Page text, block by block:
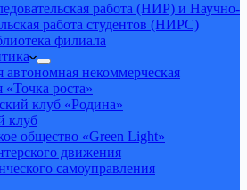
работа (НИР) и Научно-
работа студентов (НИРС)
филиала
некоммерческая
«Точка роста»
клуб «Родина»
клуб
общество «Green Light»
движения
самоуправления